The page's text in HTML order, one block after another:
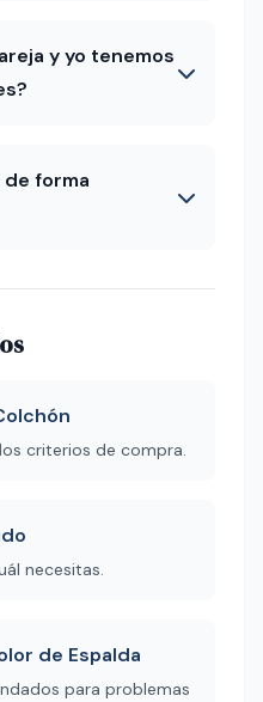
y yo tenemos
de forma
criterios de compra.
necesitas.
de Espalda
para problemas